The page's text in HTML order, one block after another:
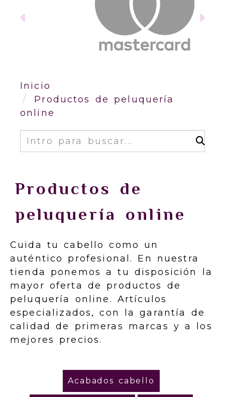
Inicio
Productos de peluquería
online
Buscar
Productos de
peluquería online
Cuida tu cabello como un
auténtico profesional. En nuestra
tienda ponemos a tu disposición la
mayor oferta de productos de
peluquería online. Artículos
especializados, con la garantía de
calidad de primeras marcas y a los
mejores precios.
Acabados cabello